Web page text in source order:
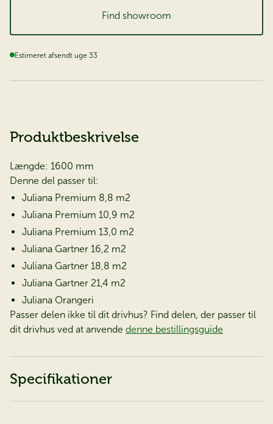
Find showroom
Estimeret afsendt uge 33
Produktbeskrivelse
Længde: 1600 mm
Denne del passer til:
Juliana Premium 8,8 m2
Juliana Premium 10,9 m2
Juliana Premium 13,0 m2
Juliana Gartner 16,2 m2
Juliana Gartner 18,8 m2
Juliana Gartner 21,4 m2
Juliana Orangeri
Passer delen ikke til dit drivhus? Find delen, der passer til
dit drivhus ved at anvende denne bestillingsguide
Specifikationer